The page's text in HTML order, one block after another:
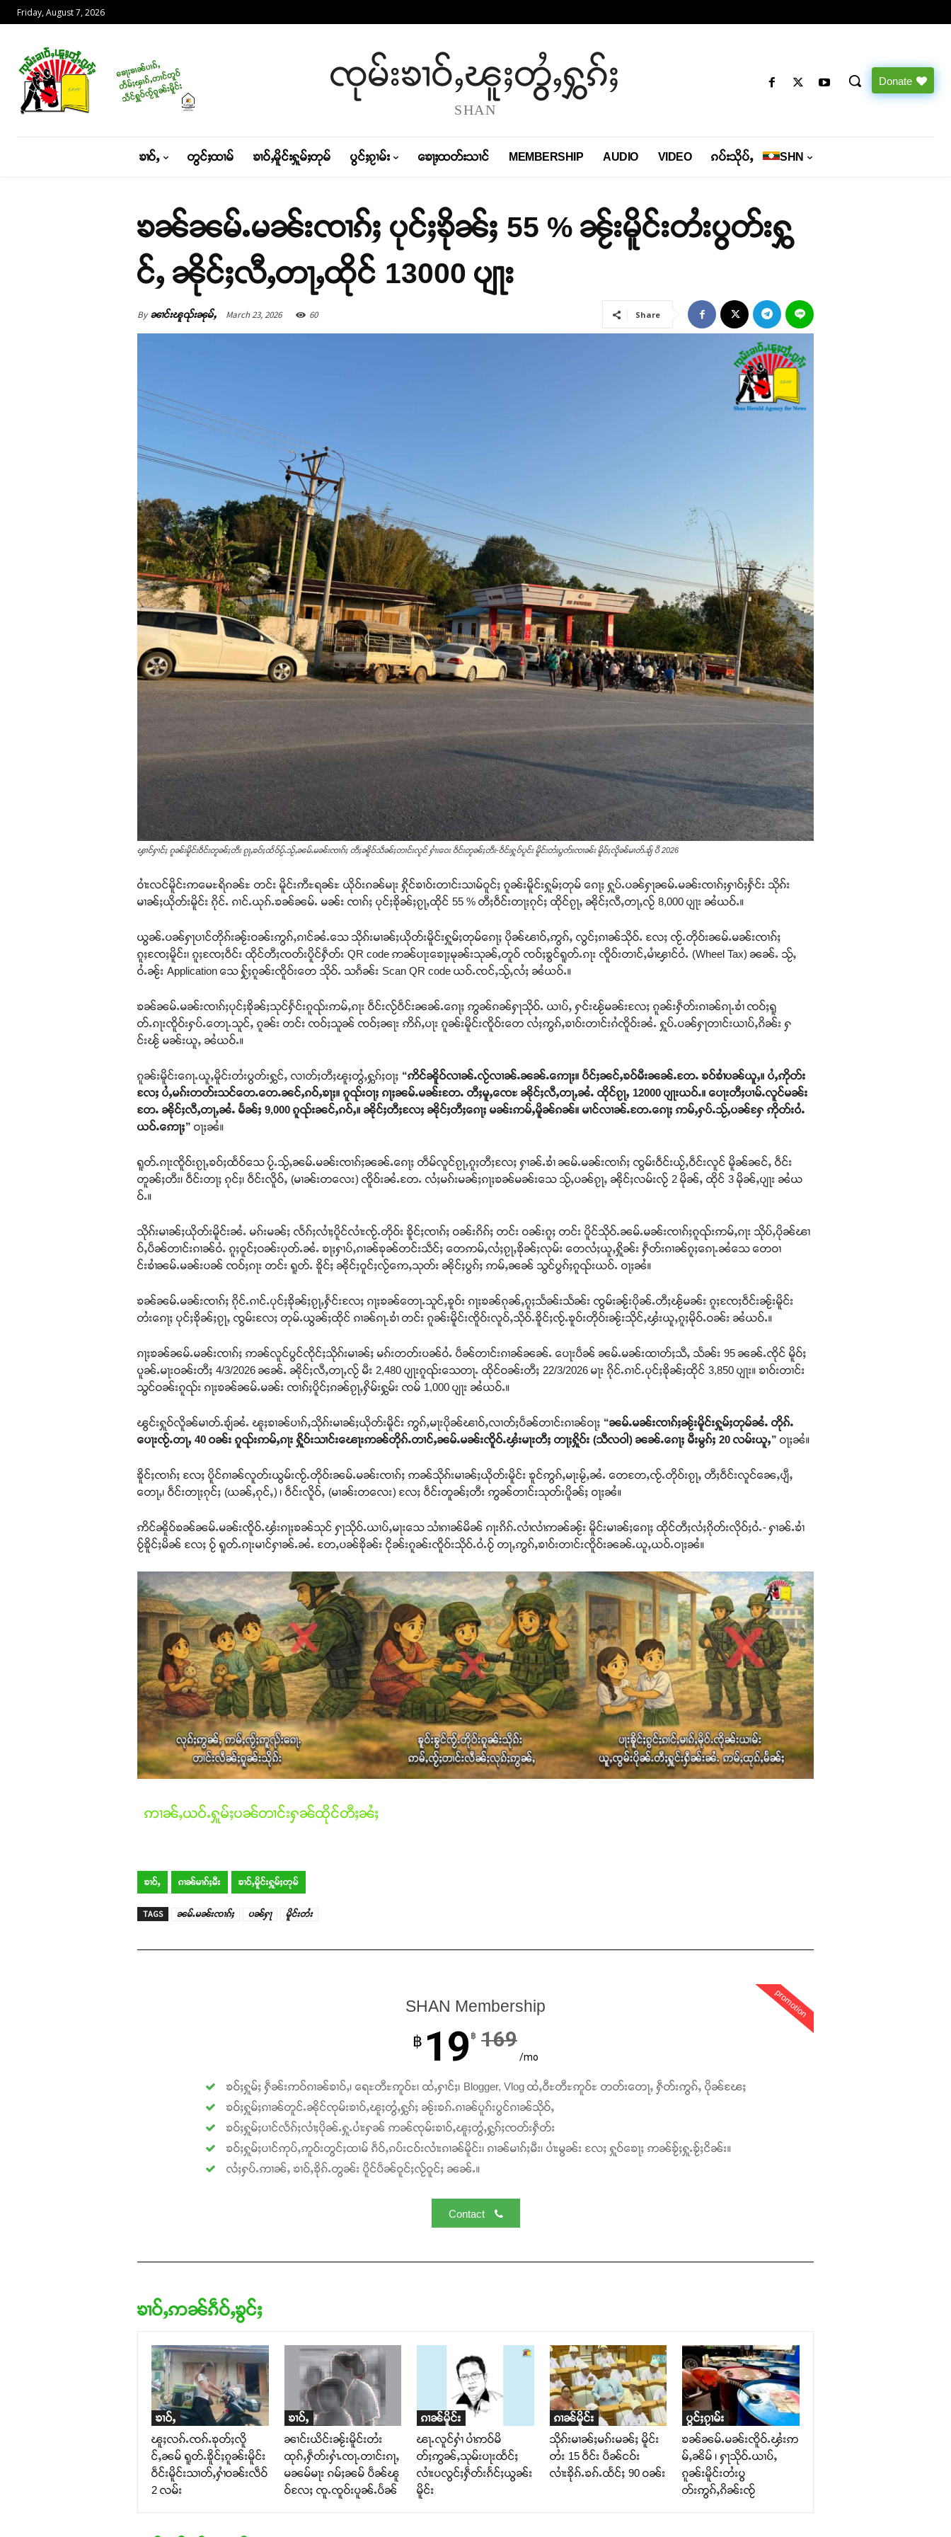
Friday, August 7, 2026
ၸုမ်းၶၢဝ်ႇၽူႈတွႆႇႁွၵ်ႈ
SHAN
Donate
ၶၢဝ်ႇ တွင်ႈထၢမ် ၶၢဝ်ႇမိူင်းႁူမ်ႈတုမ် ပွင်ႈၵႂၢမ်း ၶေႃႈထတ်းသၢင် MEMBERSHIP AUDIO VIDEO ၵပ်းသိုပ်ႇ SHN
ၶၼ်ၼမ်ႉမၼ်းၸၢၵ်ႈ ပုင်ႈၶိုၼ်ႈ 55 % ၼႂ်းမိူင်းတႆးပွတ်းႁွ
င်ႇ ၼိုင်ႈလီႇတႃႇထိုင် 13000 ပျႃး
By ၼၢင်းၽူၺ်းၼုမ်ႇ March 23, 2026 60 Share
ၾၢင်ႁၢင်ႈ ၵူၼ်းမိူင်းဝဵင်းတူၼ်ႈတီး ၵႂႃႇၶဝ်ႈထႅဝ်ပႂ်ႉသႂ်ႇၼမ်ႉမၼ်းၸၢၵ်ႈ တီႈၼိူဝ်သဵၼ်ႈတၢင်းလူင် ႁၢႆးဝေး ဝဵင်းတူၼ်ႈတီး-ဝဵင်းႁူဝ်ပူင်း မိူင်းတႆးပွတ်းၸၢၼ်း မိူဝ်ႈလိူၼ်မၢတ်ႉၶျ် ပီ 2026
ဝၢႆးလင်မိူင်းဢမေႊရိၵၼ်ႊ တင်း မိူင်းဢီႊရၼ်ႊ ယိုဝ်းၵၼ်မႃး ႁိုင်ၶၢဝ်းတၢင်းသၢမ်ဝူင်ႈ ၵူၼ်းမိူင်းႁူမ်ႈတုမ် ၵေႃႈ ႁူပ်ႉပၼ်ႁႃၼမ်ႉမၼ်းၸၢၵ်ႈႁၢဝ်ႈႁႅင်း သိုၵ်း
မၢၼ်ႈယိုတ်းမိူင်း ၵိုင်ႉ ၵၢင်ႉယုၵ်ႉၶၼ်ၼမ်ႉ မၼ်း ၸၢၵ်ႈ ပုင်ႈၶိုၼ်ႈၵႂႃႇထိုင် 55 % တီႈဝဵင်းတႃႈၵုင်ႈ ထိုင်ၵႂႃႇ ၼိုင်ႈလီႇတႃႇလႂ် 8,000 ပျႃး ၼႆယဝ်ႉ။
ယွၼ်ႉပၼ်ႁႃပၢင်တိုၵ်းၼႂ်းဝၼ်းဢွၵ်ႇၵၢင်ၼႆႉသေ သိုၵ်းမၢၼ်ႈယိုတ်းမိူင်းႁူမ်ႈတုမ်ၵေႃႈ ပိုၼ်ၽၢဝ်ႇဢွၵ်ႇ လွင်ႈၵၢၼ်သိုဝ်ႉ လႄႈ ၸႂ်ႉတိုဝ်းၼမ်ႉမၼ်းၸၢၵ်ႈ
ၵူႈၸႄႈမိူင်း၊ ၵူႈၸႄႈဝဵင်း ထိုင်တီႈၸတ်းပိူင်ႁဵတ်း QR code ဢၼ်ပႃးၶေႃႈမုၼ်းသုၼ်ႇတူဝ် ၸဝ်ႈၶွင်ရူတ်ႉၵႃး ၸိူဝ်းတၢင်ႇမၢႆၾၢင်ဝႆႉ (Wheel Tax) ၼၼ်ႉ သႂ်ႇ
ဝႆႉၼႂ်း Application သေ ႁႂ်ႈၵူၼ်းၸိူဝ်းတေ သိုဝ်ႉ သၵႅၼ်း Scan QR code ယဝ်ႉၸင်ႇသႂ်ႇလႆႈ ၼႆယဝ်ႉ။
ၶၼ်ၼမ်ႉမၼ်းၸၢၵ်ႈပုင်ႈၶိုၼ်ႈသုင်ႁႅင်းၵူၺ်းဢမ်ႇၵႃး ဝဵင်းလႂ်ဝဵင်းၼၼ်ႉၵေႃႈ ဢွၼ်ၵၼ်ႁႃသိုဝ်ႉ ယၢပ်ႇ ႁင်းၽႂ်မၼ်းလႄႈ ၵူၼ်းႁဵတ်းၵၢၼ်ၵႃႉၶၢႆ ၸဝ်ႈရူ
တ်ႉၵႃးၸိူဝ်းႁပ်ႉတေႃႉသူင်ႇ ၵူၼ်း တင်း ၸဝ်ႈသူၼ် ၸဝ်ႈၼႃး ဢိၵ်ႇပႃး ၵူၼ်းမိူင်းၸိူဝ်းတေ လႆႈဢွၵ်ႇၶၢဝ်းတၢင်းၵႆၸိူဝ်းၼႆႉ ႁူပ်ႉပၼ်ႁႃတၢင်းယၢပ်ႇၵိၼ်း ႁ
င်းၽႂ် မၼ်းယူႇ ၼႆယဝ်ႉ။
ၵူၼ်းမိူင်းၵေႃႉယူႇမိူင်းတႆးပွတ်းႁွင်ႇ လၢတ်ႈတီႈၽူႈတွႆႇႁွၵ်ႈဝႃႈ “ဢိင်ၼိူဝ်လၢၼ်ႉလႂ်လၢၼ်ႉၼၼ်ႉဢေႃႈ။ ပႅင်ႈၼင်ႇၶဝ်မီးၼၼ်ႉတႄႉ ၶဝ်ၶၢႆပၼ်ယူႇ။ ပႆႇဢိုတ်း
လႄႈ ပႆႇမၵ်းတတ်းသင်တေႉတေႉၼင်ႇၵဝ်ႇၶႃႈ။ ၵူၺ်းဝႃႈ ၵႃႈၼမ်ႉမၼ်းတႄႉ တီႈမူႇၸေႊ ၼိုင်ႈလီႇတႃႇၼႆႉ ထိုင်ၵႂႃႇ 12000 ပျႃးယဝ်ႉ။ ပေႃးတီႈပၢမ်ႉလူင်မၼ်း
တႄႉ ၼိုင်ႈလီႇတႃႇၼႆႉ မႅၼ်ႈ 9,000 ၵူၺ်းၼင်ႇၵဝ်ႇ။ ၼိုင်ႈတီႈလႄႈ ၼိုင်ႈတီႈၵေႃႈ မၼ်းဢမ်ႇမိူၼ်ၵၼ်။ မၢင်လၢၼ်ႉတႄႉၵေႃႈ ဢမ်ႇႁပ်ႉသႂ်ႇပၼ်ႁႄ ဢိုတ်းဝႆႉ
ယဝ်ႉဢေႃႈ” ဝႃႈၼႆ။
ရူတ်ႉၵႃးၸိူဝ်းၵႂႃႇၶဝ်ႈထႅဝ်သေ ပႂ်ႉသႂ်ႇၼမ်ႉမၼ်းၸၢၵ်ႈၼၼ်ႉၵေႃႈ တဵမ်လူင်ၵႂႃႇၵူႈတီႈလႄႈ ႁၢၼ်ႉၶၢႆ ၼမ်ႉမၼ်းၸၢၵ်ႈ ၸွမ်းဝဵင်းယႂ်ႇဝဵင်းလူင် မိူၼ်ၼင်ႇ ဝဵင်း
တူၼ်ႈတီး၊ ဝဵင်းတႃႈ ၵုင်ႈ၊ ဝဵင်းလိူဝ်ႇ (မၢၼ်းတလေး) ၸိူဝ်းၼႆႉတႄႉ လႆႈမၵ်းမၼ်ႈၵႃႈၶၼ်မၼ်းသေ သႂ်ႇပၼ်ၵႂႃႇ ၼိုင်ႈလမ်းလႂ် 2 မိုၼ်ႇ ထိုင် 3 မိုၼ်ႇပျႃး ၼႆယ
ဝ်ႉ။
သိုၵ်းမၢၼ်ႈယိုတ်းမိူင်းၼႆႉ မၵ်းမၼ်ႈ လႅၵ်ႈလၢႆႈပိူင်လၢႆးၸႂ်ႉတိုဝ်း ၶိူင်ႈၸၢၵ်ႈ ဝၼ်းၵိၵ်ႈ တင်း ဝၼ်းၵူႈ တင်း ပိူင်သိုဝ်ႉၼမ်ႉမၼ်းၸၢၵ်ႈၵူၺ်းဢမ်ႇၵႃး သိုပ်ႇပိုၼ်ၽၢ
ဝ်ႇပဵၼ်တၢင်းၵၢၼ်ဝႆႉ ၵူႈဝူင်ႈဝၼ်းပုတ်ႉၼႆႉ ၶႃႈႁၢပ်ႇၵၢၼ်ၶုၼ်တင်းသဵင်ႈ တေဢမ်ႇလႆႈၵႂႃႇၶိုၼ်ႈလုမ်း တေလႆႈယူႇႁိူၼ်း ႁဵတ်းၵၢၼ်ၵူႈၵေႃႉၼႆသေ တေဝၢ
င်းၶၢႆၼမ်ႉမၼ်းပၼ် ၸဝ်ႈၵႃး တင်း ရူတ်ႉ ၶိူင်ႈ ၼိုင်ႈဝူင်ႈလႂ်ဢေႇသုတ်း ၼိုင်ႈပွၵ်ႈ ဢမ်ႇၼၼ် သွင်ပွၵ်ႈၵူၺ်းယဝ်ႉ ဝႃႈၼႆ။
ၶၼ်ၼမ်ႉမၼ်းၸၢၵ်ႈ ၵိုင်ႉၵၢင်ႉပုင်ႈၶိုၼ်ႈၵႂႃႇႁႅင်းလႄႈ ၵႃႈၶၼ်တေႃႉသူင်ႇၶူဝ်း ၵႃႈၶၼ်ၵုၼ်ႇၵူႈသႅၼ်းသႅၼ်း ၸွမ်းၼႂ်းပိုၼ်ႉတီႈၽႂ်မၼ်း ၵူႈၸႄႈဝဵင်းၼႂ်းမိူင်း
တႆးၵေႃႈ ပုင်ႈၶိုၼ်ႈၵႂႃႇ ၸွမ်းလႄႈ တုမ်ႉယွၼ်ႈထိုင် ၵၢၼ်ၵႃႉၶၢႆ တင်း ၵူၼ်းမိူင်းၸိူဝ်းလူဝ်ႇသိုဝ်ႉၶိူင်ႈၸႂ်ႉၶူဝ်းတိုဝ်းၼႂ်းသိုင်ႇၾႆးယူႇၵူႈမိုဝ်ႉဝၼ်း ၼႆယဝ်ႉ။
ၵႃႈၶၼ်ၼမ်ႉမၼ်းၸၢၵ်ႈ ဢၼ်လူင်ပွင်ၸိုင်ႈသိုၵ်းမၢၼ်ႈ မၵ်းတတ်းပၼ်ဝႆႉ ပဵၼ်တၢင်းၵၢၼ်ၼၼ်ႉ ပေႃးပဵၼ် ၼမ်ႉမၼ်းထၢတ်ႈသီႇ သႅၼ်း 95 ၼၼ်ႉၸိုင် မိူဝ်ႈ
ပူၼ်ႉမႃးဝၼ်းတီႈ 4/3/2026 ၼၼ်ႉ ၼိုင်ႈလီႇတႃႇလႂ် မီး 2,480 ပျႃးၵူၺ်းသေတႃႉ ထိုင်ဝၼ်းတီႈ 22/3/2026 မႃး ၵိုင်ႉၵၢင်ႉပုင်ႈၶိုၼ်ႈထိုင် 3,850 ပျႃး။ ၶၢဝ်းတၢင်း
သွင်ဝၼ်းၵူၺ်း ၵႃႈၶၼ်ၼမ်ႉမၼ်း ၸၢၵ်ႈပိူင်ႈၵၼ်ၵႂႃႇႁိမ်းႁွမ်း ၸမ် 1,000 ပျႃး ၼႆယဝ်ႉ။
ၽွင်းႁူဝ်လိူၼ်မၢတ်ႉၶျ်ၼႆႉ ၽူႈၶၢၼ်ပၢၵ်ႇသိုၵ်းမၢၼ်ႈယိုတ်းမိူင်း ဢွၵ်ႇမႃးပိုၼ်ၽၢဝ်ႇလၢတ်ႈပဵၼ်တၢင်းၵၢၼ်ဝႃႈ “ၼမ်ႉမၼ်းၸၢၵ်ႈၼႂ်းမိူင်းႁူမ်ႈတုမ်ၼႆႉ တိုၵ်ႉ
ပေႃးၸႂ်ႉတႃႇ 40 ဝၼ်း ၵူၺ်းဢမ်ႇၵႃး ႁိူဝ်းသၢင်းၽေႃးဢၼ်တိုၵ်ႉတၢင်ႇၼမ်ႉမၼ်းၸိူဝ်ႉၾႆးမႃးတီႈ တႃႈႁိူဝ်း (သီလဝါ) ၼၼ်ႉၵေႃႈ မီးမွၵ်ႈ 20 လမ်းယူႇ” ဝႃႈၼႆ။
ၶိူင်ႈၸၢၵ်ႈ လႄႈ ပိူင်ၵၢၼ်လူတ်းယွမ်းၸႂ်ႉတိုဝ်းၼမ်ႉမၼ်းၸၢၵ်ႈ ဢၼ်သိုၵ်းမၢၼ်ႈယိုတ်းမိူင်း ၶူင်ဢွၵ်ႇမႃးမႂ်ႇၼႆႉ တေတႄႇၸႂ်ႉတိုဝ်းၵႂႃႇ တီႈဝဵင်းလူင်ၼေႇပျီႇ
တေႃႇ၊ ဝဵင်းတႃႈၵုင်ႈ (ယၼ်ႇၵုင်ႇ) ၊ ဝဵင်းလိူဝ်ႇ (မၢၼ်းတလေး) လႄႈ ဝဵင်းတူၼ်ႈတီး ဢွၼ်တၢင်းသုတ်းပိူၼ်ႈ ဝႃႈၼႆ။
ဢိင်ၼိူဝ်ၶၼ်ၼမ်ႉမၼ်းၸိူဝ်ႉၾႆးၵႃႈၶၼ်သုင် ႁႃသိုဝ်ႉယၢပ်ႇမႃးသေ သၢႆၵၢၼ်မိၼ် ၵႃးၵိၵ်ႉလၢႆလၢႆဢၼ်ၼႂ်း မိူင်းမၢၼ်ႈၵေႃႈ ထိုင်တီႈလႆႈၵိုတ်းလိုဝ်ႈဝႆႉ- ႁၢၼ်ႉၶၢႆ
ဝႂ်ၶိူင်ႈမိၼ် လႄႈ ဝႂ် ရူတ်ႉၵႃးမၢင်ႁၢၼ်ႉၼႆႉ တႄႇပၼ်ၶိုၼ်း ငိုၼ်းၵူၼ်းၸိူဝ်းသိုဝ်ႉဝႆႉဝႂ် တႃႇဢွၵ်ႇၶၢဝ်းတၢင်းၸိူဝ်းၼၼ်ႉယူႇယဝ်ႉဝႃႈၼႆ။
ဢၢၼ်ႇယဝ်ႉႁူမ်ႈပၼ်တၢင်းႁၼ်ထိုင်တီႈၼႆႈ
ၶၢဝ်ႇ ၵၢၼ်မၢၵ်ႈမီး ၶၢဝ်ႇမိူင်းႁူမ်ႈတုမ်
TAGS ၼမ်ႉမၼ်းၸၢၵ်ႈ ပၼ်ႁႃ မိူင်းတႆး
promotion
SHAN Membership
฿ 19 ฿ 169
/mo
ၶဝ်ႈႁူမ်ႈ ႁဵၼ်းဢဝ်ၵၢၼ်ၶၢဝ်ႇ၊ ရေႊတီႊဢူဝ်ႊ၊ ထႆႇႁၢင်ႈ၊ Blogger, Vlog ထႆႇဝီႊတီႊဢူဝ်ႊ တတ်းတေႃႇ ႁဵတ်းဢွၵ်ႇ ပိုၼ်ၽႄႈ
ၶဝ်ႈႁူမ်ႈၵၢၼ်တူင်ႉၼိုင်ၸုမ်းၶၢဝ်ႇၽူႈတွႆႇႁွၵ်ႈ ၼႂ်းၶၵ်ႉၵၢၼ်ပူၵ်းပွင်ၵၢၼ်သိုဝ်ႇ
ၶဝ်ႈႁူမ်ႈပၢင်လႅၵ်ႈလၢႆႈပိုၼ်ႉႁူႉပၢႆးႁၼ် ဢၼ်ၸုမ်းၶၢဝ်ႇၽူႈတွႆႇႁွၵ်ႈၸတ်းႁဵတ်း
ၶဝ်ႈႁူမ်ႈပၢင်ဢုပ်ႇဢူဝ်းတွင်ႈထၢမ် ၵဵဝ်ႇၵပ်းငဝ်းလၢႆးၵၢၼ်မိူင်း၊ ၵၢၼ်မၢၵ်ႈမီး၊ ပၢႆးမွၼ်း လႄႈ ႁူဝ်ၶေႃႈ ဢၼ်ၶႂ်ႈႁူႉၶႂ်ႈငိၼ်း။
လႆႈႁပ်ႉဢၢၼ်ႇ ၶၢဝ်ႇၶိုၵ်ႉတွၼ်း ပိူင်ပဵၼ်ဝူင်ႈလႂ်ဝူင်ႈ ၼၼ်ႉ။
Contact
ၶၢဝ်ႇဢၼ်ၵဵဝ်ႇၶွင်ႈ
ၶၢဝ်ႇ
ၽူႈလၵ်ႉၸၵ်ႉၶုတ်ႈလိူ
င်ႇၼမ် ရူတ်ႉၶိူင်ႈၵူၼ်းမိူင်း
ဝဵင်းမိူင်းသၢတ်ႇႁၢႆဝၼ်းလဵဝ်
2 လမ်း
ၶၢဝ်ႇ
ၼၢင်းယိင်းၼႂ်းမိူင်းတႆး
ထုၵ်ႇႁဵတ်းႁၢႆႉၸႃႉတၢင်းၵႃႇ
မၼမ်မႃး ၵမ်ႈၼမ် ပဵၼ်ၽူ
ဝ်လႄႈ ၸူႉၸူဝ်းပူၼ်ႉပႅၼ်
ၵၢၼ်မိူင်း
ၽႃႉလူင်ႁၢႆ ပၢႆဢဝ်မိ
တ်ႈဢွၼ်ႇသုမ်းပႃးထႅင်ႈ
လၢႆးပလွင်ႈႁဵတ်းၵႅင်ႈယွၼ်း
မိူင်း
ၵၢၼ်မိူင်း
သိုၵ်းမၢၼ်ႈမၵ်းမၼ်ႈ မိူင်း
တႆး 15 ဝဵင်း ပဵၼ်ငဝ်း
လၢႆးၶိုၵ်ႉၶၵ်ႉထႅင်ႈ 90 ဝၼ်း
ပွင်ႈၵႂၢမ်း
ၶၼ်ၼမ်ႉမၼ်းၸိူဝ်ႉၾႆးဢ
မ်ႇၼိမ် ၊ ႁႃသိုဝ်ႉယၢပ်ႇ
ၵူၼ်းမိူင်းတႆးပွ
တ်းဢွၵ်ႇၵိၼ်းၸႂ်